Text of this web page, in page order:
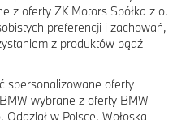
z oferty ZK Motors Spółka z o.
preferencji i zachowań,
z produktów bądź
spersonalizowane oferty
wybrane z oferty BMW
w Polsce, Wołoska